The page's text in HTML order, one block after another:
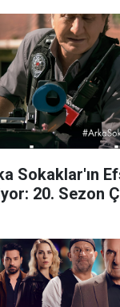
Sokaklar'ın
20. Sezon